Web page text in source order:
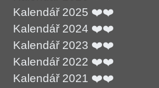
Kalendář 2025 ❤️❤️
Kalendář 2024 ❤️❤️
Kalendář 2023 ❤️❤️
Kalendář 2022 ❤️❤️
Kalendář 2021 ❤️❤️